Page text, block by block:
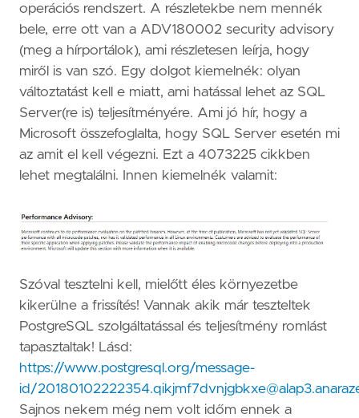
operációs rendszert. A részletekbe nem mennék
bele, erre ott van a ADV180002 security advisory
(meg a hírportálok), ami részletesen leírja, hogy
miről is van szó. Egy dolgot kiemelnék: olyan
változtatást kell e miatt, ami hatással lehet az SQL
Server(re is) teljesítményére. Ami jó hír, hogy a
Microsoft összefoglalta, hogy SQL Server esetén mi
az amit el kell végezni. Ezt a 4073225 cikkben
lehet megtalálni. Innen kiemelnék valamit:
Szóval tesztelni kell, mielőtt éles környezetbe
kikerülne a frissítés! Vannak akik már teszteltek
PostgreSQL szolgáltatással és teljesítmény romlást
tapasztaltak! Lásd:
https://www.postgresql.org/message-
id/
Sajnos nekem még nem volt időm ennek a